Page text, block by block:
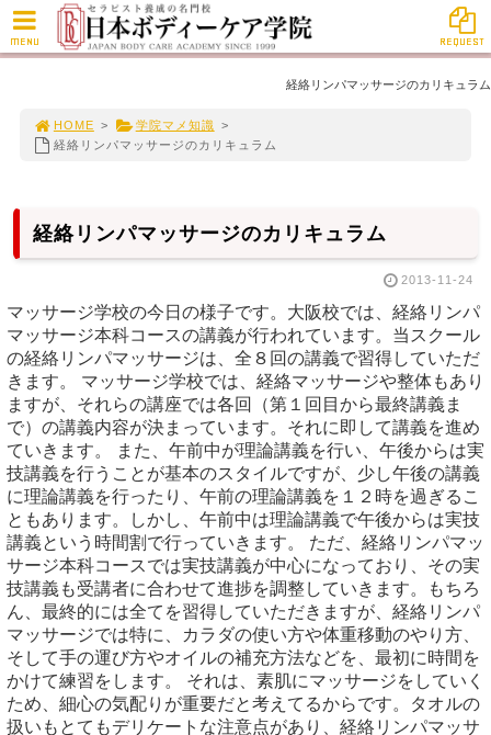
経絡リンパマッサージのカリキュラム
HOME > 学院マメ知識
>
経絡リンパマッサージのカリキュラム
経絡リンパマッサージのカリキュラム
2013-11-24
マッサージ学校の今日の様子です。大阪校では、経絡リンパ
マッサージ本科コースの講義が行われています。当スクール
の経絡リンパマッサージは、全８回の講義で習得していただ
きます。 マッサージ学校では、経絡マッサージや整体もあり
ますが、それらの講座では各回（第１回目から最終講義ま
で）の講義内容が決まっています。それに即して講義を進め
ていきます。 また、午前中が理論講義を行い、午後からは実
技講義を行うことが基本のスタイルですが、少し午後の講義
に理論講義を行ったり、午前の理論講義を１２時を過ぎるこ
ともあります。しかし、午前中は理論講義で午後からは実技
講義という時間割で行っていきます。 ただ、経絡リンパマッ
サージ本科コースでは実技講義が中心になっており、その実
技講義も受講者に合わせて進捗を調整していきます。もちろ
ん、最終的には全てを習得していただきますが、経絡リンパ
マッサージでは特に、カラダの使い方や体重移動のやり方、
そして手の運び方やオイルの補充方法などを、最初に時間を
かけて練習をします。 それは、素肌にマッサージをしていく
ため、細心の気配りが重要だと考えてるからです。タオルの
扱いもとてもデリケートな注意点があり、経絡リンパマッサ
MENU REQUEST